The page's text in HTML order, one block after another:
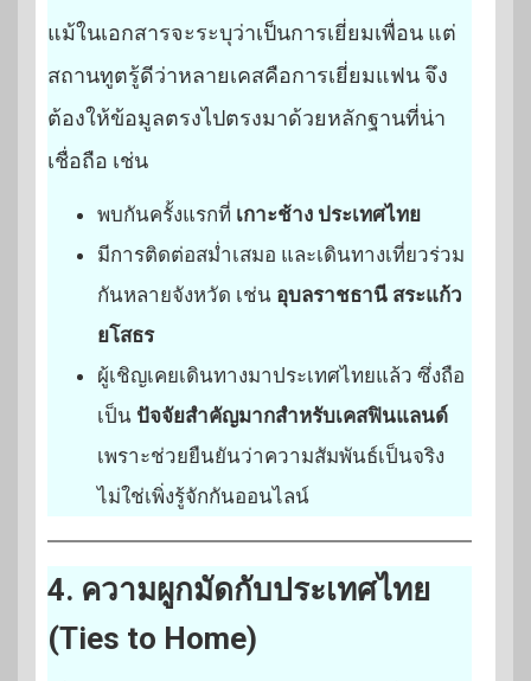
แม้ในเอกสารจะระบุว่าเป็นการเยี่ยมเพื่อน แต่
สถานทูตรู้ดีว่าหลายเคสคือการเยี่ยมแฟน จึง
ต้องให้ข้อมูลตรงไปตรงมาด้วยหลักฐานที่น่า
เชื่อถือ เช่น
พบกันครั้งแรกที่ เกาะช้าง ประเทศไทย
มีการติดต่อสม่ำเสมอ และเดินทางเที่ยวร่วม
กันหลายจังหวัด เช่น อุบลราชธานี สระแก้ว
ยโสธร
ผู้เชิญเคยเดินทางมาประเทศไทยแล้ว ซึ่งถือ
เป็น ปัจจัยสำคัญมากสำหรับเคสฟินแลนด์
เพราะช่วยยืนยันว่าความสัมพันธ์เป็นจริง
ไม่ใช่เพิ่งรู้จักกันออนไลน์
4. ความผูกมัดกับประเทศไทย
(Ties to Home)